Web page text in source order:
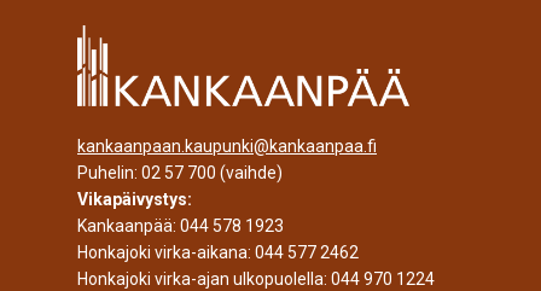
kankaanpaan.kaupunki@kankaanpaa.fi
Puhelin: 02 57 700 (vaihde)
Vikapäivystys:
Kankaanpää: 044 578 1923
Honkajoki virka-aikana: 044 577 2462
Honkajoki virka-ajan ulkopuolella: 044 970 1224